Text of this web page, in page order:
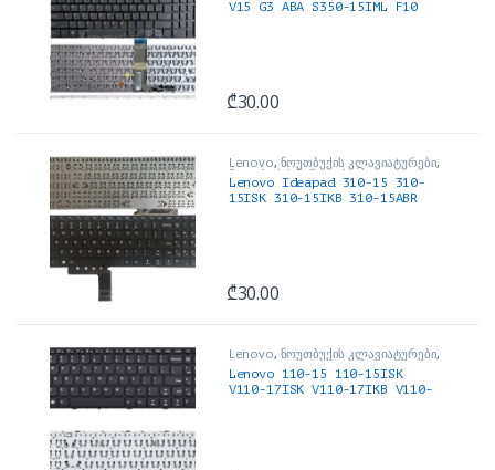
V15 G3 ABA S350-15IML F10
₾30.00
Lenovo, ნოუთბუქის კლავიატურები,
ნოუთბუქის ნაწილები და
აქსესუარები
Lenovo Ideapad 310-15 310-
15ISK 310-15IKB 310-15ABR
₾30.00
Lenovo, ნოუთბუქის კლავიატურები,
ნოუთბუქის ნაწილები და
აქსესუარები
Lenovo 110-15 110-15ISK
V110-17ISK V110-17IKB V110-